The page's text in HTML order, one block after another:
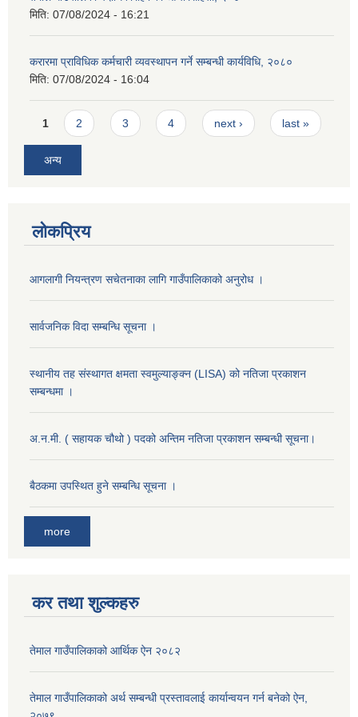
मिति: 07/08/2024 - 16:21
करारमा प्राविधिक कर्मचारी व्यवस्थापन गर्ने सम्बन्धी कार्यविधि, २०८०
मिति: 07/08/2024 - 16:04
Pages
1 2 3 4 next › last »
अन्य
लोकप्रिय
आगलागी नियन्त्रण सचेतनाका लागि गाउँपालिकाको अनुरोध ।
सार्वजनिक विदा सम्बन्धि सूचना ।
स्थानीय तह संस्थागत क्षमता स्वमुल्याङ्क्न (LISA) को नतिजा प्रकाशन
सम्बन्धमा ।
अ.न.मी. ( सहायक चौथो ) पदको अन्तिम नतिजा प्रकाशन सम्बन्धी सूचना।
बैठकमा उपस्थित हुने सम्बन्धि सूचना ।
more
कर तथा शुल्कहरु
तेमाल गाउँपालिकाको आर्थिक ऐन २०८२
तेमाल गाउँपालिकाको अर्थ सम्बन्धी प्रस्तावलाई कार्यान्वयन गर्न बनेको ऐन,